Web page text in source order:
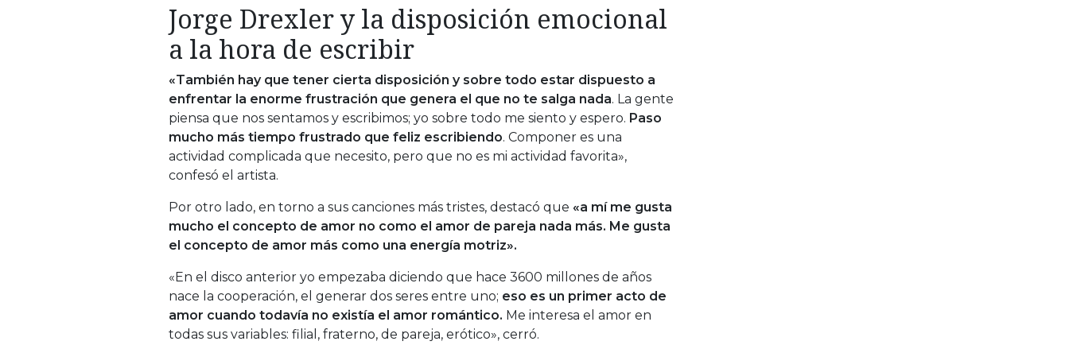
Jorge Drexler y la disposición emocional
a la hora de escribir
«También hay que tener cierta disposición y sobre todo estar dispuesto a
enfrentar la enorme frustración que genera el que no te salga nada. La gente
piensa que nos sentamos y escribimos; yo sobre todo me siento y espero. Paso
mucho más tiempo frustrado que feliz escribiendo. Componer es una
actividad complicada que necesito, pero que no es mi actividad favorita»,
confesó el artista.
Por otro lado, en torno a sus canciones más tristes, destacó que «a mí me gusta
mucho el concepto de amor no como el amor de pareja nada más. Me gusta
el concepto de amor más como una energía motriz».
«En el disco anterior yo empezaba diciendo que hace 3600 millones de años
nace la cooperación, el generar dos seres entre uno; eso es un primer acto de
amor cuando todavía no existía el amor romántico. Me interesa el amor en
todas sus variables: filial, fraterno, de pareja, erótico», cerró.